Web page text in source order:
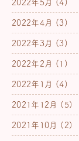
2022年5月 (4)
2022年4月 (3)
2022年3月 (3)
2022年2月 (1)
2022年1月 (4)
2021年12月 (5)
2021年10月 (2)